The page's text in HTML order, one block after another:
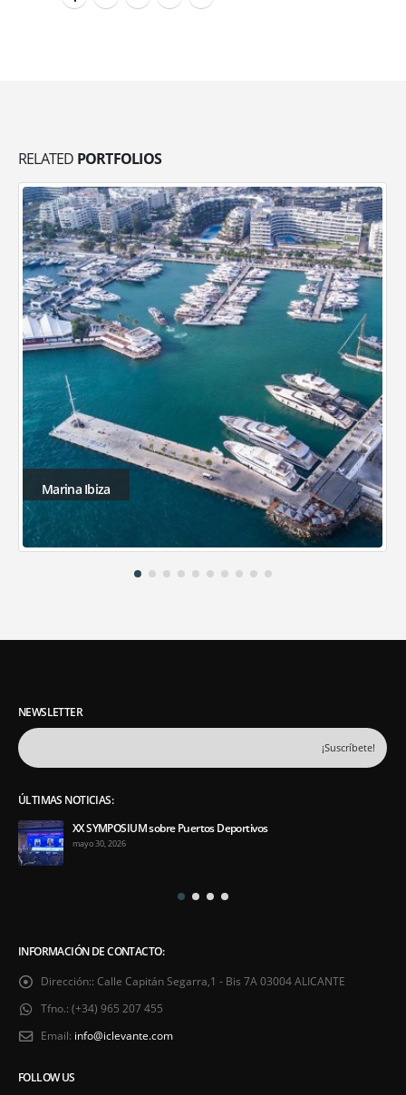
RELATED PORTFOLIOS
Marina Ibiza
NEWSLETTER
ÚLTIMAS NOTICIAS:
XX SYMPOSIUM sobre Puertos Deportivos
mayo 30, 2026
INFORMACIÓN DE CONTACTO:
Dirección:: Calle Capitán Segarra,1 - Bis 7A 03004 ALICANTE
Tfno.: (+34) 965 207 455
Email: info@iclevante.com
FOLLOW US